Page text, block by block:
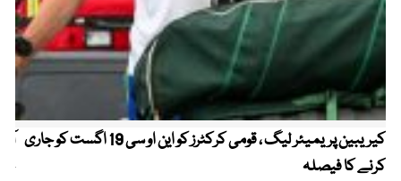
کیریبین پریمیئر لیگ ، قومی کرکٹرز کو این او سی 19 اگست کو جاری
کرنے کا فیصلہ